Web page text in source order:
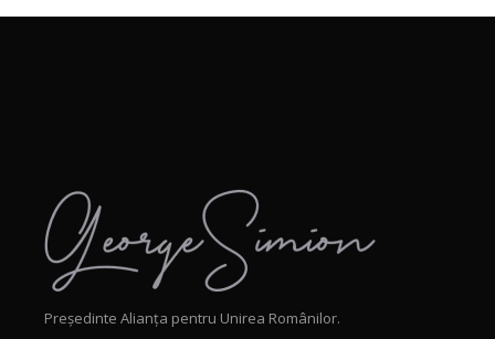
Președinte Alianța pentru Unirea Românilor.